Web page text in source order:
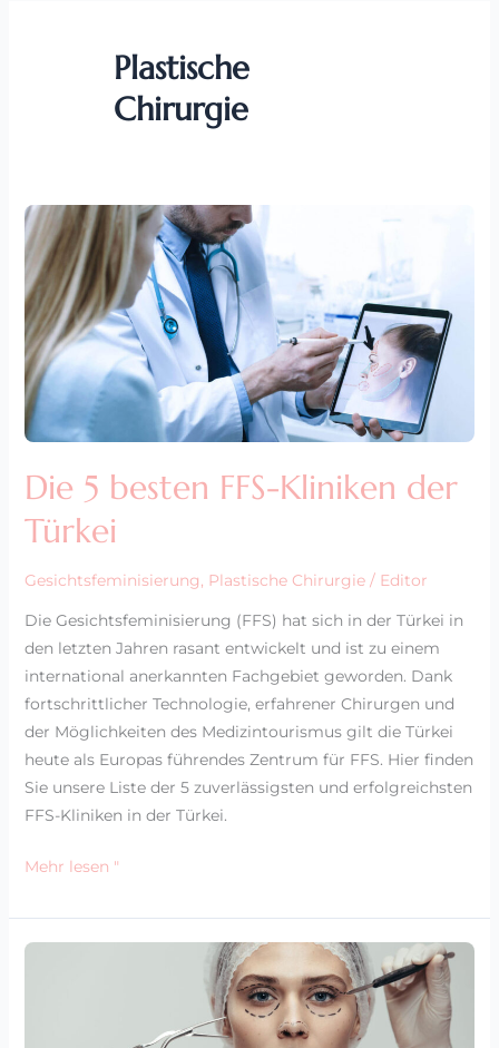
Plastische
Chirurgie
Die 5 besten FFS-Kliniken der
Türkei
Gesichtsfeminisierung, Plastische Chirurgie/ Editor
Die Gesichtsfeminisierung (FFS) hat sich in der Türkei in
den letzten Jahren rasant entwickelt und ist zu einem
international anerkannten Fachgebiet geworden. Dank
fortschrittlicher Technologie, erfahrener Chirurgen und
der Möglichkeiten des Medizintourismus gilt die Türkei
heute als Europas führendes Zentrum für FFS. Hier finden
Sie unsere Liste der 5 zuverlässigsten und erfolgreichsten
FFS-Kliniken in der Türkei.
Die
5
besten
FFS-
Kliniken
der
Türkei
Mehr lesen "
FFS